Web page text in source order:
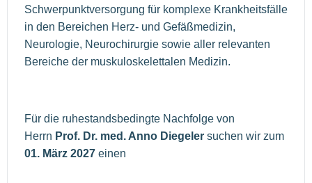
Schwerpunktversorgung für komplexe Krankheitsfälle
in den Bereichen Herz- und Gefäßmedizin,
Neurologie, Neurochirurgie sowie aller relevanten
Bereiche der muskuloskelettalen Medizin.
Für die ruhestandsbedingte Nachfolge von
Herrn Prof. Dr. med. Anno Diegeler suchen wir zum
01. März 2027 einen